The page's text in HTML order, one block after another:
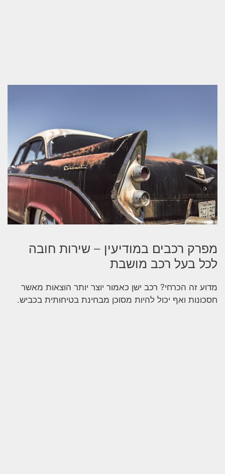
מפרק רכבים במודיעין – שירות חובה
לכל בעל רכב מושבת
מדוע זה הכרחי? רכב ישן כאמור יוצר יותר הוצאות מאשר
חסכונות ואף יכול להיות מסוכן מבחינת בטיחותית בכביש.